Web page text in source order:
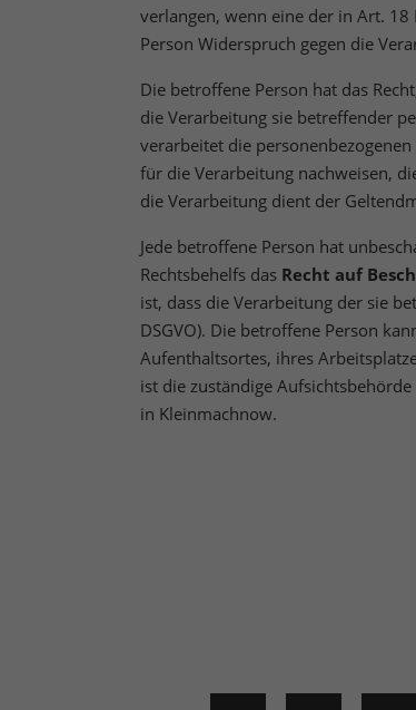
verlangen, wenn eine der in Art. 18
Person Widerspruch gegen die
Die betroffene Person hat das
die Verarbeitung sie betreffender
verarbeitet die
für die Verarbeitung nachweisen,
die Verarbeitung dient der
Jede betroffene Person hat
Rechtsbehelfs das Recht auf
ist, dass die Verarbeitung der sie
DSGVO). Die betroffene Person
Aufenthaltsortes, ihres
ist die zuständige
in Kleinmachnow.